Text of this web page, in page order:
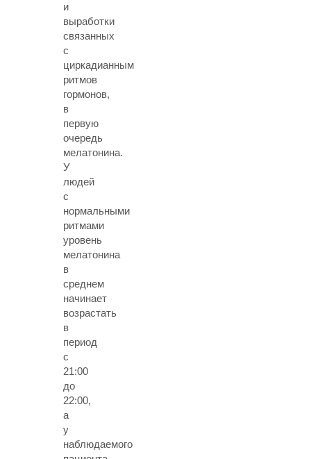
и
выработки
связанных
с
циркадианным
ритмов
гормонов,
в
первую
очередь
мелатонина.
У
людей
с
нормальными
ритмами
уровень
мелатонина
в
среднем
начинает
возрастать
в
период
с
21:00
до
22:00,
а
у
наблюдаемого